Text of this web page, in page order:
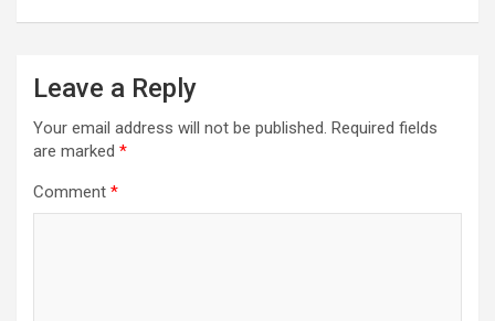
Leave a Reply
Your email address will not be published. Required fields
are marked *
Comment *